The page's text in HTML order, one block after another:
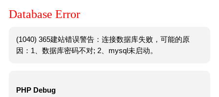
Database Error
(1040) 365建站错误警告：连接数据库失败，可能的原
因：1、数据库密码不对; 2、mysql未启动。
PHP Debug